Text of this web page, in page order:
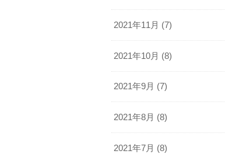
2021年11月 (7)
2021年10月 (8)
2021年9月 (7)
2021年8月 (8)
2021年7月 (8)